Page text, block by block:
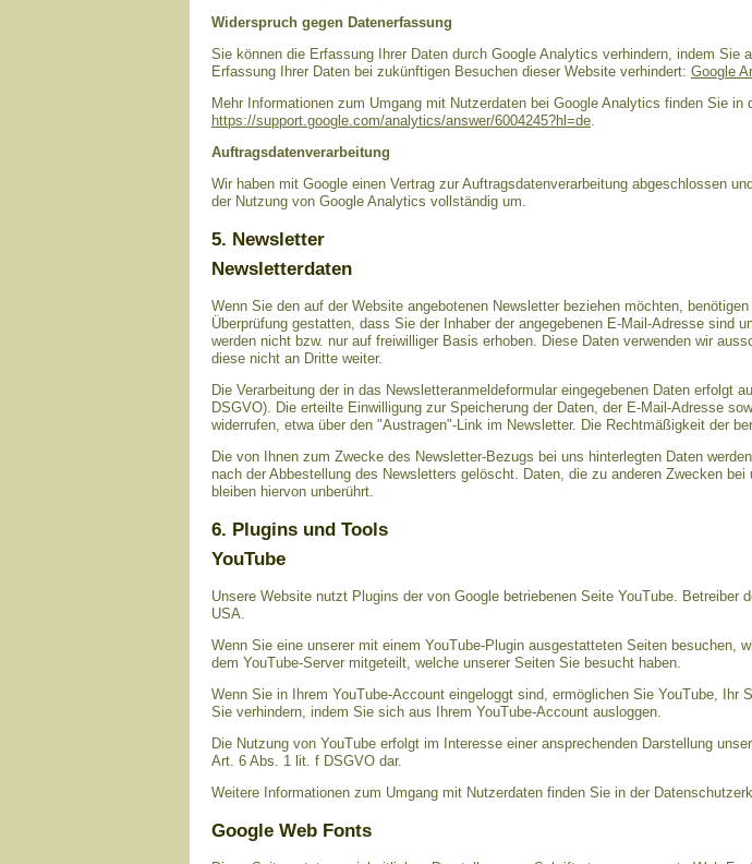
Widerspruch gegen Datenerfassung
Sie können die Erfassung Ihrer Daten durch Google Analytics verhindern, indem
Erfassung Ihrer Daten bei zukünftigen Besuchen dieser Website verhindert: Google
Mehr Informationen zum Umgang mit Nutzerdaten bei Google Analytics finden Sie in
https://support.google.com/analytics/answer/6004245?hl=de.
Auftragsdatenverarbeitung
Wir haben mit Google einen Vertrag zur Auftragsdatenverarbeitung abgeschlossen
der Nutzung von Google Analytics vollständig um.
5. Newsletter
Newsletterdaten
Wenn Sie den auf der Website angebotenen Newsletter beziehen möchten,
Überprüfung gestatten, dass Sie der Inhaber der angegebenen E-Mail-Adresse sind
werden nicht bzw. nur auf freiwilliger Basis erhoben. Diese Daten verwenden wir
diese nicht an Dritte weiter.
Die Verarbeitung der in das Newsletteranmeldeformular eingegebenen Daten
DSGVO). Die erteilte Einwilligung zur Speicherung der Daten, der E-Mail-Adresse
widerrufen, etwa über den "Austragen"-Link im Newsletter. Die Rechtmäßigkeit der
Die von Ihnen zum Zwecke des Newsletter-Bezugs bei uns hinterlegten Daten
nach der Abbestellung des Newsletters gelöscht. Daten, die zu anderen Zwecken
bleiben hiervon unberührt.
6. Plugins und Tools
YouTube
Unsere Website nutzt Plugins der von Google betriebenen Seite YouTube.
USA.
Wenn Sie eine unserer mit einem YouTube-Plugin ausgestatteten Seiten besuchen,
dem YouTube-Server mitgeteilt, welche unserer Seiten Sie besucht haben.
Wenn Sie in Ihrem YouTube-Account eingeloggt sind, ermöglichen Sie YouTube,
Sie verhindern, indem Sie sich aus Ihrem YouTube-Account ausloggen.
Die Nutzung von YouTube erfolgt im Interesse einer ansprechenden Darstellung
Art. 6 Abs. 1 lit. f DSGVO dar.
Weitere Informationen zum Umgang mit Nutzerdaten finden Sie in der
Google Web Fonts